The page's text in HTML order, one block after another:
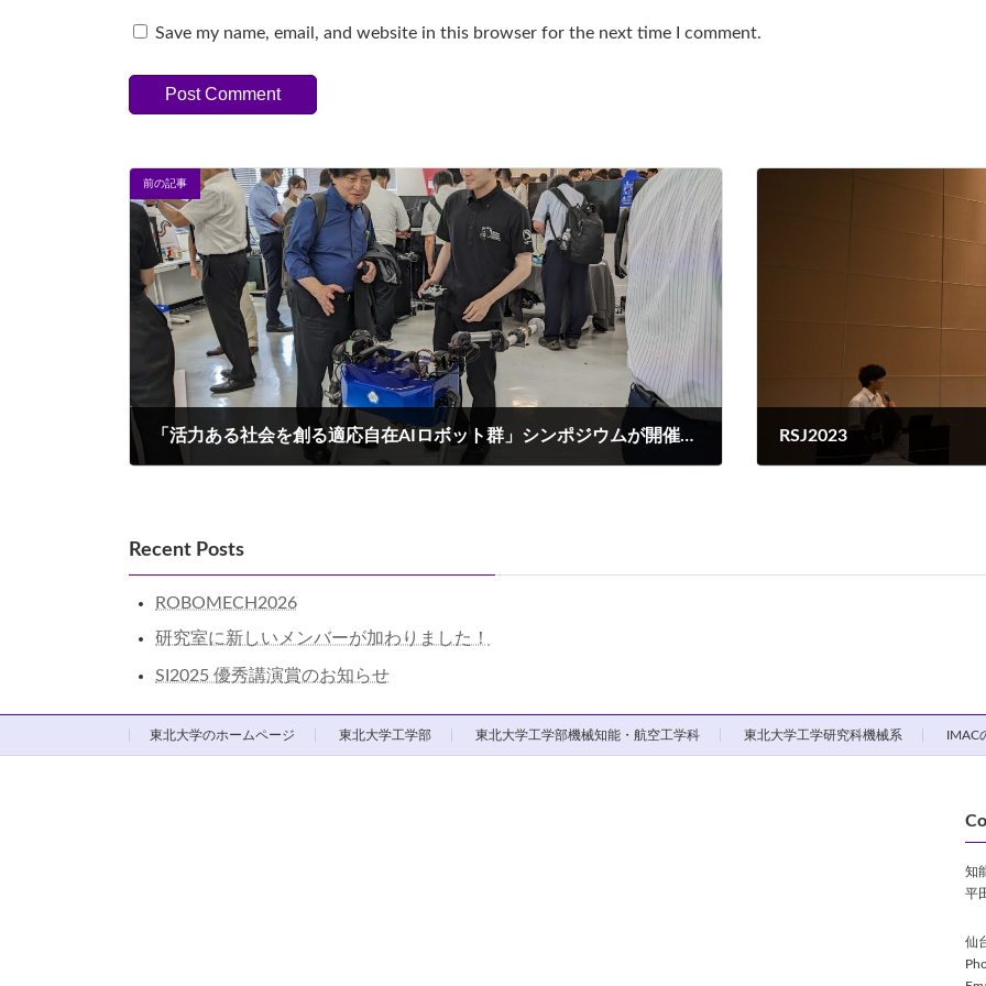
Save my name, email, and website in this browser for the next time I comment.
前の記事
「活力ある社会を創る適応自在AIロボット群」シンポジウムが開催されました！ RSJ2023
Recent Posts
ROBOMECH2026
研究室に新しいメンバーが加わりました！
SI2025 優秀講演賞のお知らせ
東北大学のホームページ 東北大学工学部 東北大学工学部機械知能・航空工学科 東北大学工学研究科機械系 IMAC
知
平
仙